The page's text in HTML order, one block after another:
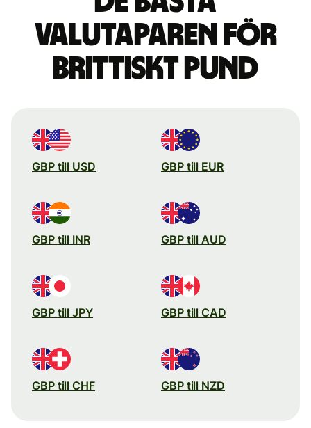
valutaparen för
brittiskt pund
GBP till USD GBP till EUR
GBP till INR GBP till AUD
GBP till JPY GBP till CAD
GBP till CHF GBP till NZD